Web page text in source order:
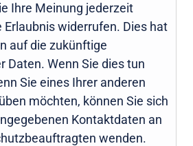
Ihre Meinung jederzeit
Erlaubnis widerrufen. Dies hat
auf die zukünftige
Daten. Wenn Sie dies tun
Sie eines Ihrer anderen
möchten, können Sie sich
Kontaktdaten an
wenden.